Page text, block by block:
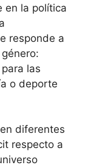
en la política
responde a
las
o deporte
diferentes
respecto a